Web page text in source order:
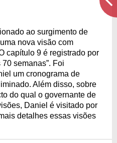
ao surgimento de
nova visão com
capítulo 9 é registrado por
semanas”. Foi
um cronograma de
Além disso, sobre
do qual o governante de
Daniel é visitado por
detalhes essas visões